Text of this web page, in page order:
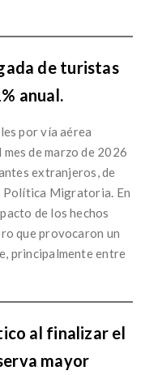
de turistas
anual.
por vía aérea
de marzo de 2026
extranjeros, de
Política Migratoria. En
de los hechos
que provocaron un
principalmente entre
al finalizar el
mayor